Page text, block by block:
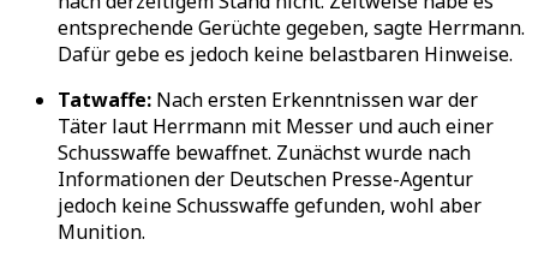
entsprechende Gerüchte gegeben, sagte Herrmann.
Dafür gebe es jedoch keine belastbaren Hinweise.
Tatwaffe: Nach ersten Erkenntnissen war der
Täter laut Herrmann mit Messer und auch einer
Schusswaffe bewaffnet. Zunächst wurde nach
Informationen der Deutschen Presse-Agentur
jedoch keine Schusswaffe gefunden, wohl aber
Munition.